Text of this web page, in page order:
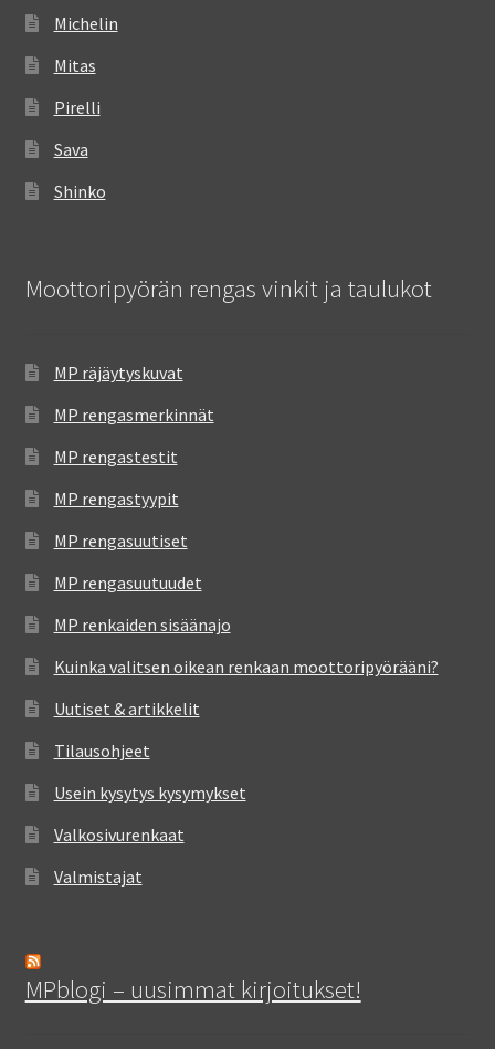
Michelin
Mitas
Pirelli
Sava
Shinko
Moottoripyörän rengas vinkit ja taulukot
MP räjäytyskuvat
MP rengasmerkinnät
MP rengastestit
MP rengastyypit
MP rengasuutiset
MP rengasuutuudet
MP renkaiden sisäänajo
Kuinka valitsen oikean renkaan moottoripyörääni?
Uutiset & artikkelit
Tilausohjeet
Usein kysytys kysymykset
Valkosivurenkaat
Valmistajat
MPblogi – uusimmat kirjoitukset!